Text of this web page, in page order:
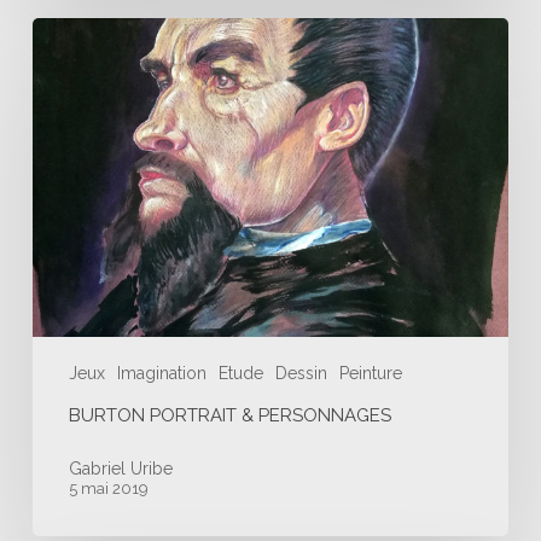
Jeux Imagination Etude Dessin Peinture
Burton
BURTON PORTRAIT & PERSONNAGES
Gabriel Uribe
5 mai 2019